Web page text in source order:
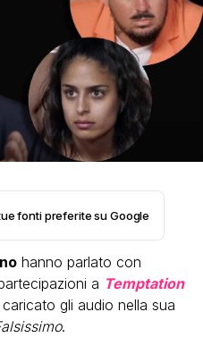
fonti preferite su Google
hanno parlato con
a Temptation
gli audio nella sua
.